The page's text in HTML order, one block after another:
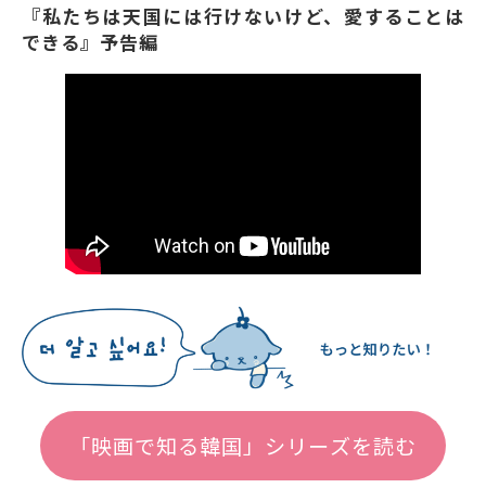
『私たちは天国には行けないけど、愛することは
できる』予告編
「映画で知る韓国」シリーズを読む